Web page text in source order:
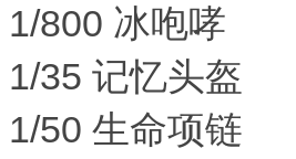
1/800 冰咆哮
1/35 记忆头盔
1/50 生命项链